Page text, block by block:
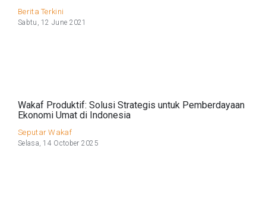
Berita Terkini
Sabtu, 12 June 2021
Wakaf Produktif: Solusi Strategis untuk Pemberdayaan
Ekonomi Umat di Indonesia
Seputar Wakaf
Selasa, 14 October 2025